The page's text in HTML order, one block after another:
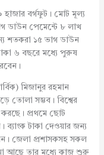
হাজার বর্গফুট। মোট মূল্য
ডাউন পেমেন্টে ৮ লাখ
শতকরা ১৫ ভাগ ডাউন
৬ বছরে মধ্যে পুরুষ
মিজানুর রহমান
তোলা সম্ভব। বিশ্বের
করছে। প্রথমে ছোট
টাকা দেওয়ার জন্য
জেলা প্রশাসকসহ সকল
আছে তার মধ্যে কাজ শুরু